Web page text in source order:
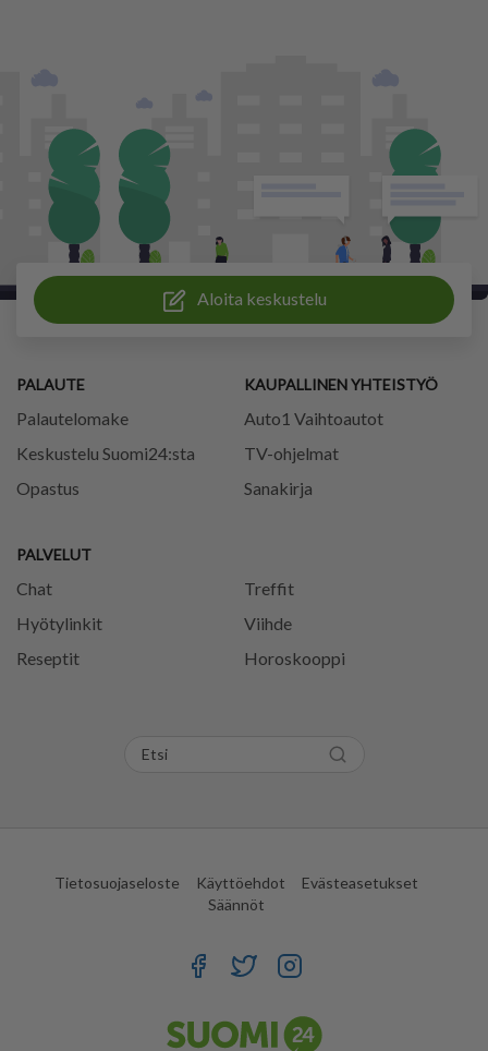
Aloita keskustelu
PALAUTE
Palautelomake
Keskustelu Suomi24:sta
Opastus
PALVELUT
Chat
Treffit
Hyötylinkit
Viihde
Reseptit
Horoskooppi
KAUPALLINEN YHTEISTYÖ
Auto1 Vaihtoautot
TV-ohjelmat
Sanakirja
Tietosuojaseloste Käyttöehdot
Evästeasetukset
Säännöt